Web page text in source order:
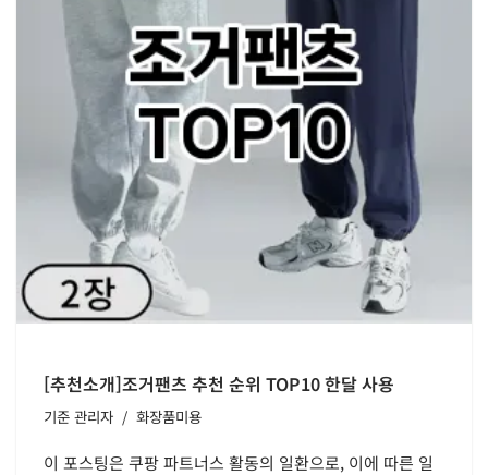
[추천소개]조거팬츠 추천 순위 TOP10 한달 사용
기준 관리자 화장품미용
이 포스팅은 쿠팡 파트너스 활동의 일환으로, 이에 따른 일